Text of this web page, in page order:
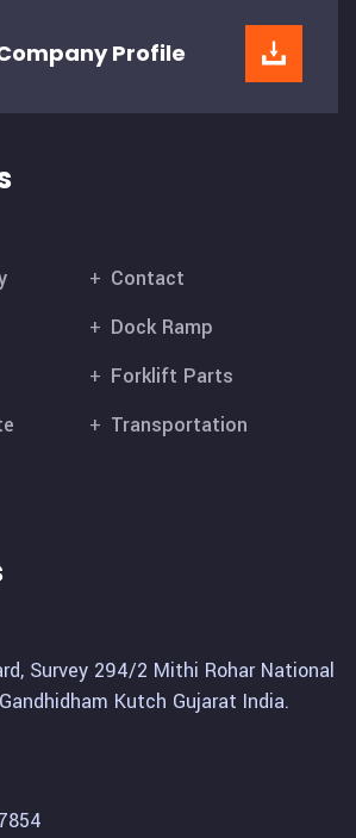
Profile
Contact
Dock Ramp
Forklift Parts
Transportation
Survey 294/2 Mithi Rohar National
Kutch Gujarat India.